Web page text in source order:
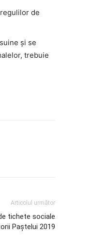
de
şi se
trebuie
Articolul următor
tichete sociale
Paștelui 2019